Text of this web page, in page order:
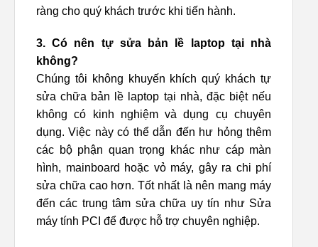
ràng cho quý khách trước khi tiến hành.
3. Có nên tự sửa bản lề laptop tại nhà
không?
Chúng tôi không khuyến khích quý khách tự
sửa chữa bản lề laptop tại nhà, đặc biệt nếu
không có kinh nghiệm và dụng cụ chuyên
dụng. Việc này có thể dẫn đến hư hỏng thêm
các bộ phận quan trọng khác như cáp màn
hình, mainboard hoặc vỏ máy, gây ra chi phí
sửa chữa cao hơn. Tốt nhất là nên mang máy
đến các trung tâm sửa chữa uy tín như Sửa
máy tính PCI để được hỗ trợ chuyên nghiệp.